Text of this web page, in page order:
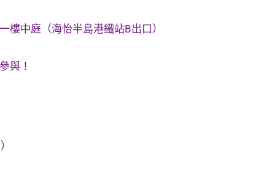
樓中庭（海怡半島港鐵站B出口）
與！